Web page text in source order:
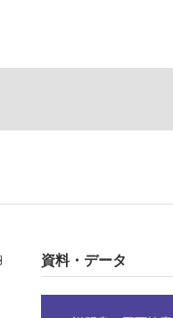
資料・データ